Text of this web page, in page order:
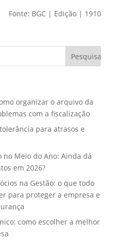
Fonte: BGC | Edição | 1910
organizar o arquivo da
com a fiscalização
para atrasos e
Meio do Ano: Ainda dá
em 2026?
na Gestão: o que todo
para proteger a empresa e
como escolher a melhor